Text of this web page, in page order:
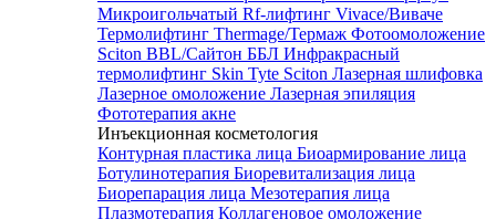
Микроигольчатый Rf-лифтинг Vivace/Виваче
Термолифтинг Thermage/Термаж Фотоомоложение
Sciton BBL/Сайтон ББЛ Инфракрасный
термолифтинг Skin Tyte Sciton Лазерная шлифовка
Лазерное омоложение Лазерная эпиляция
Фототерапия акне
Инъекционная косметология
Контурная пластика лица Биоармирование лица
Ботулинотерапия Биоревитализация лица
Биорепарация лица Мезотерапия лица
Плазмотерапия Коллагеновое омоложение